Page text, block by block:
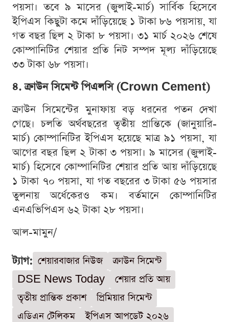
পয়সা। তবে ৯ মাসের (জুলাই-মার্চ) সার্বিক হিসেবে
ইপিএস কিছুটা কমে দাঁড়িয়েছে ১ টাকা ৮৬ পয়সায়, যা
গত বছর ছিল ২ টাকা ৮ পয়সা। ৩১ মার্চ ২০২৬ শেষে
কোম্পানিটির শেয়ার প্রতি নিট সম্পদ মূল্য দাঁড়িয়েছে
৩৩ টাকা ৬৮ পয়সা।
৪. ক্রাউন সিমেন্ট পিএলসি (Crown Cement)
ক্রাউন সিমেন্টের মুনাফায় বড় ধরনের পতন দেখা
গেছে। চলতি অর্থবছরের তৃতীয় প্রান্তিকে (জানুয়ারি-
মার্চ) কোম্পানিটির ইপিএস হয়েছে মাত্র ৯১ পয়সা, যা
আগের বছর ছিল ২ টাকা ৩ পয়সা। ৯ মাসের (জুলাই-
মার্চ) হিসেবে কোম্পানিটির শেয়ার প্রতি আয় দাঁড়িয়েছে
১ টাকা ৭০ পয়সা, যা গত বছরের ৩ টাকা ৫৬ পয়সার
তুলনায় অর্ধেকেরও কম। বর্তমানে কোম্পানিটির
এনএভিপিএস ৬২ টাকা ২৮ পয়সা।
আল-মামুন/
ট্যাগ: শেয়ারবাজার নিউজ
ক্রাউন সিমেন্ট
DSE News Today
শেয়ার প্রতি আয়
তৃতীয় প্রান্তিক প্রকাশ
প্রিমিয়ার সিমেন্ট
এডিএন টেলিকম
ইপিএস আপডেট ২০২৬